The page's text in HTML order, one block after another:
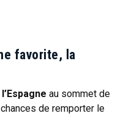
favorite, la
l’Espagne au sommet de
de remporter le